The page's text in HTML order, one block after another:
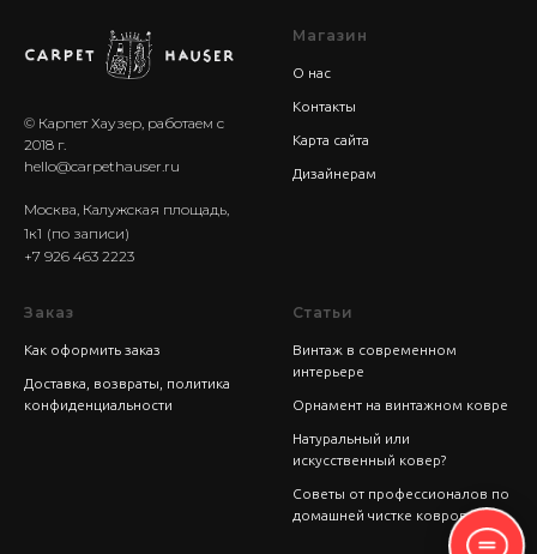
© Карпет Хаузер, работаем с
2018 г.
hello@carpethauser.ru
Москва, Калужская площадь,
1к1 (по записи)
+7 926 463 2223
Магазин
О нас
Контакты
Карта сайта
Дизайнерам
Заказ
Как оформить заказ
Доставка, возвраты, политика
конфиденциальности
Статьи
Винтаж в современном
интерьере
Орнамент на винтажном ковре
Натуральный или
искусственный ковер?
Советы от профессионалов по
домашней чистке ковров